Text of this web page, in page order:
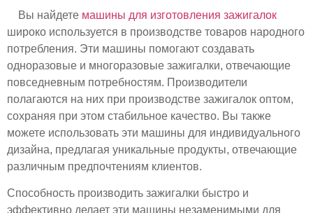
Вы найдете машины для изготовления зажигалок
широко используется в производстве товаров народного
потребления. Эти машины помогают создавать
одноразовые и многоразовые зажигалки, отвечающие
повседневным потребностям. Производители
полагаются на них при производстве зажигалок оптом,
сохраняя при этом стабильное качество. Вы также
можете использовать эти машины для индивидуального
дизайна, предлагая уникальные продукты, отвечающие
различным предпочтениям клиентов.
Способность производить зажигалки быстро и
эффективно делает эти машины незаменимыми для